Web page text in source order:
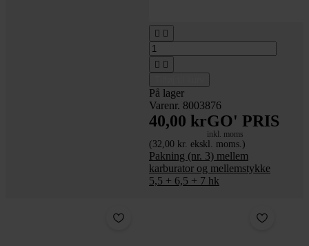
 
 
På lager
Varenr. 8003876
40,00 krGO' PRIS
inkl. moms
(32,00 kr. ekskl. moms.)
Pakning (nr. 3) mellem
karburator og mellemstykke
5,5 + 6,5 + 7 hk